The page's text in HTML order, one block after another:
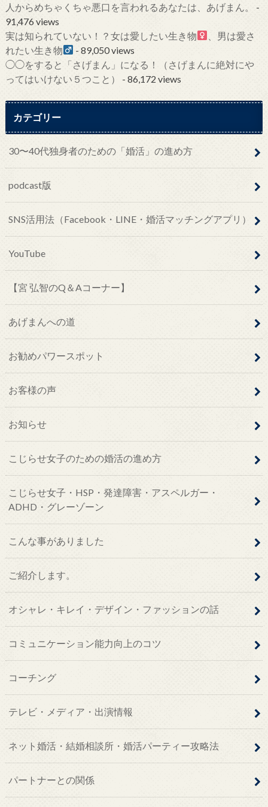
人からめちゃくちゃ悪口を言われるあなたは、あげまん。
-
91,476 views
実は知られていない！？女は愛したい生き物
、男は愛さ
れたい生き物
- 89,050 views
◯◯をすると「さげまん」になる！（さげまんに絶対にや
ってはいけない５つこと）
- 86,172 views
カテゴリー
30〜40代独身者のための「婚活」の進め方
podcast版
SNS活用法（Facebook・LINE・婚活マッチングアプリ）
YouTube
【宮 弘智のQ＆Aコーナー】
あげまんへの道
お勧めパワースポット
お客様の声
お知らせ
こじらせ女子のための婚活の進め方
こじらせ女子・HSP・発達障害・アスペルガー・
ADHD・グレーゾーン
こんな事がありました
ご紹介します。
オシャレ・キレイ・デザイン・ファッションの話
コミュニケーション能力向上のコツ
コーチング
テレビ・メディア・出演情報
ネット婚活・結婚相談所・婚活パーティー攻略法
パートナーとの関係